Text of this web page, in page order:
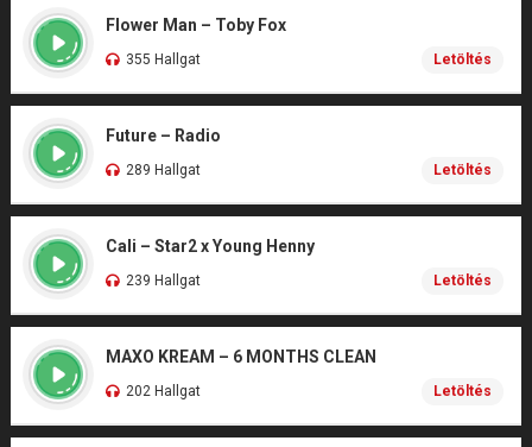
Flower Man – Toby Fox
355 Hallgat Letöltés
Future – Radio
289 Hallgat Letöltés
Cali – Star2 x Young Henny
239 Hallgat Letöltés
MAXO KREAM – 6 MONTHS CLEAN
202 Hallgat Letöltés